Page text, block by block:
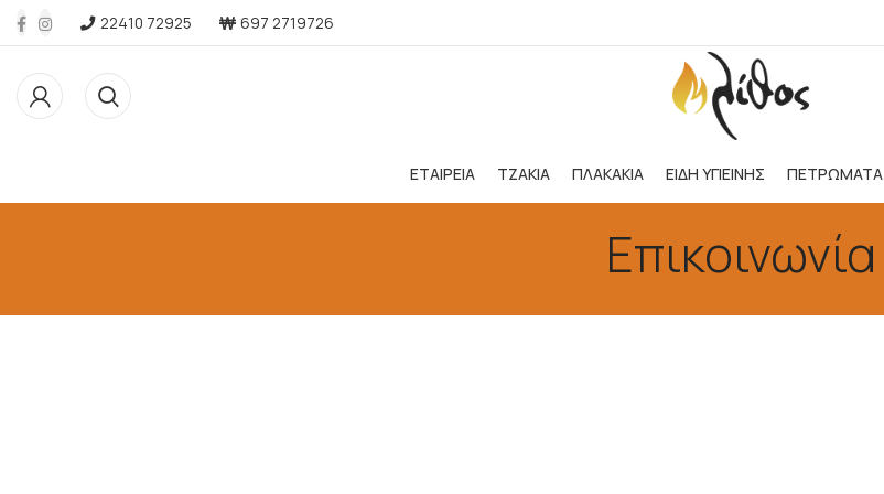
22410 72925 697 2719726
ΕΤΑΙΡΕΙΑ ΤΖΑΚΙΑ ΠΛΑΚΑΚΙΑ ΕΙΔΗ ΥΓΙΕΙΝΗΣ ΠΕΤΡΩΜΑΤΑ
Επικοινωνία